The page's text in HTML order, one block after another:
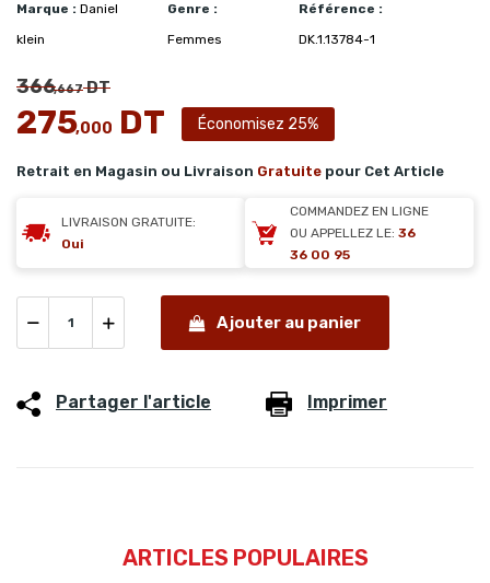
Marque : Daniel
klein
Genre :
Femmes
Référence :
DK.1.13784-1
366,667DT
275,000 DT Économisez 25%
Retrait en Magasin ou Livraison Gratuite pour Cet Article
LIVRAISON GRATUITE:
Oui
COMMANDEZ EN LIGNE
OU APPELLEZ LE: 36
36 00 95
Ajouter au panier
Partager l'article Imprimer
ARTICLES POPULAIRES